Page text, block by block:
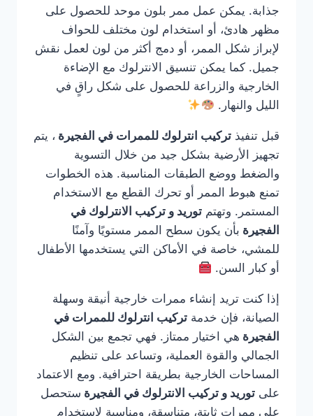
جذابة. يمكن عمل ممر بلون موحد للحصول على
مظهر هادئ، أو استخدام لون مختلف للحواف
لإبراز شكل الممر، أو دمج أكثر من لون لعمل نقش
جميل. كما يمكن تنسيق الانترلوك مع الإضاءة
الخارجية والزراعة للحصول على شكل راقٍ في
الليل والنهار.
قبل تنفيذ تركيب انترلوك للممرات في الفجيرة ، يتم
تجهيز الأرضية بشكل جيد من خلال التسوية
والضغط ووضع الطبقات المناسبة. هذه الخطوات
تمنع هبوط الممر أو تحرك القطع مع الاستخدام
المستمر. وتهتم توريد و تركيب الانترلوك في
الفجيرة بأن يكون سطح الممر مستويًا وآمنًا
للمشي، خاصة في الأماكن التي يستخدمها الأطفال
أو كبار السن.
إذا كنت تريد إنشاء ممرات خارجية أنيقة وسهلة
الصيانة، فإن خدمة تركيب انترلوك للممرات في
الفجيرة هي اختيار ممتاز. فهي تجمع بين الشكل
الجمالي والقوة العملية، وتساعد على تنظيم
المساحات الخارجية بطريقة احترافية. ومع الاعتماد
على توريد و تركيب الانترلوك في الفجيرة ستحصل
على ممرات ثابتة، متناسقة، ومناسبة لاستخدام